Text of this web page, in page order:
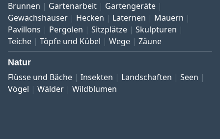
Brunnen Gartenarbeit
Gartengeräte
Gewächshäuser
Hecken Laternen
Mauern
Pavillons
Pergolen Sitzplätze
Skulpturen
Teiche
Töpfe und Kübel Wege Zäune
Natur
Flüsse und Bäche Insekten Landschaften
Seen
Vögel
Wälder Wildblumen